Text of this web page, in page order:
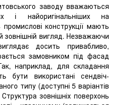
заводу вважаються
і найоригінальніших на
конструкції мають
зовнішній вигляд. Незважаючи
досить привабливо,
замовником під фасад
наприклад, для складання
бути використані сендвіч-
типу (доступні 5 варіантів
зовнішніх поверхонь